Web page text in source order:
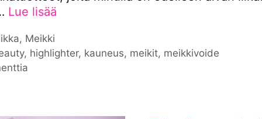
Lue lisää
, Meikki
, highlighter, kauneus, meikit, meikkivoide